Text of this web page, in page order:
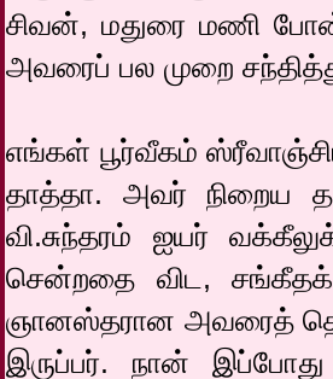
சிவன், மதுரை மணி
அவரைப் பல முறை
எங்கள் பூர்வீகம்
தாத்தா. அவர் நிறைய
வி.சுந்தரம் ஐயர்
சென்றதை விட, சங்கீதக்
ஞானஸ்தரான அவரைத்
இருப்பர். நான்